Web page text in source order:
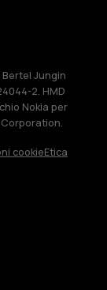
Jungin
2. HMD
Nokia per
cookieEtica